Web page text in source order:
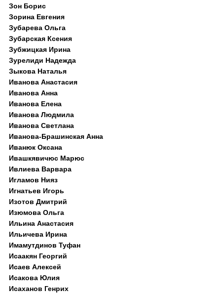
Зон Борис
Зорина Евгения
Зубарева Ольга
Зубарская Ксения
Зубжицкая Ирина
Зурелиди Надежда
Зыкова Наталья
Иванова Анастасия
Иванова Анна
Иванова Елена
Иванова Людмила
Иванова Светлана
Иванова-Брашинская Анна
Иванюк Оксана
Ивашкявичюс Марюс
Ивлиева Варвара
Игламов Нияз
Игнатьев Игорь
Изотов Дмитрий
Изюмова Ольга
Ильина Анастасия
Ильичева Ирина
Имамутдинов Туфан
Исаакян Георгий
Исаев Алексей
Исакова Юлия
Исаханов Генрих